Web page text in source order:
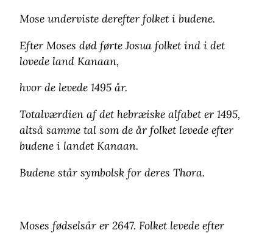
Mose underviste derefter folket i budene.
Efter Moses død førte Josua folket ind i det
lovede land Kanaan,
hvor de levede 1495 år.
Totalværdien af det hebræiske alfabet er 1495,
altså samme tal som de år folket levede efter
budene i landet Kanaan.
Budene står symbolsk for deres Thora.
Moses fødselsår er 2647. Folket levede efter